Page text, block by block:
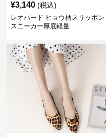
¥3,140 (税込)
レオパード ヒョウ柄スリッポン
スニーカー厚底軽量